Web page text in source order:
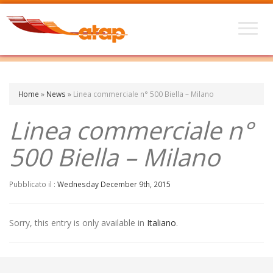
Home » News » Linea commerciale n° 500 Biella – Milano
Linea commerciale n°
500 Biella – Milano
Pubblicato il : Wednesday December 9th, 2015
Sorry, this entry is only available in Italiano.